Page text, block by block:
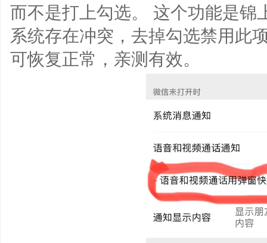
而不是打上勾选。 这个功能是锦
系统存在冲突，去掉勾选禁用此
可恢复正常，亲测有效。